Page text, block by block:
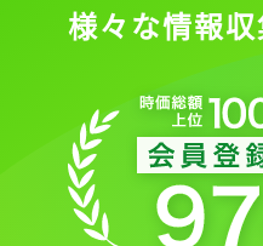
様々な情報